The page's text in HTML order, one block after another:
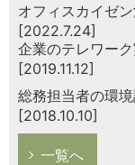
オフィスカイゼ
[2022.7.24]
企業のテレワー
[2019.11.12]
総務担当者の環
[2018.10.10]
一覧へ